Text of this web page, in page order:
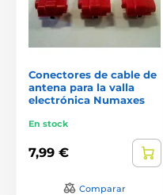
Conectores de cable de
antena para la valla
electrónica Numaxes
En stock
7,99 €
Comparar